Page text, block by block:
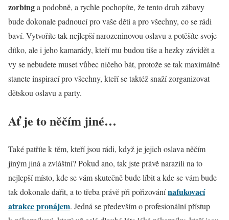
zorbinga podobně, a rychle pochopíte, že tento druh zábavy
bude dokonale padnoucí pro vaše děti a pro všechny, co se rádi
baví. Vytvoříte tak nejlepší narozeninovou oslavu a potěšíte svoje
dítko, ale i jeho kamarády, kteří mu budou tiše a hezky závidět a
vy se nebudete muset vůbec ničeho bát, protože se tak maximálně
stanete inspirací pro všechny, kteří se taktéž snaží zorganizovat
dětskou oslavu a party.
Ať je to něčím jiné…
Také patříte k těm, kteří jsou rádi, když je jejich oslava něčím
jiným jiná a zvláštní? Pokud ano, tak jste právě narazili na to
nejlepší místo, kde se vám skutečně bude líbit a kde se vám bude
tak dokonale dařit, a to třeba právě při pořizovánínafukovací
atrakce pronájem. Jedná se především o profesionální přístup